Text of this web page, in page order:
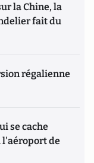
la Chine, la
fait du
régalienne
se cache
l'aéroport de